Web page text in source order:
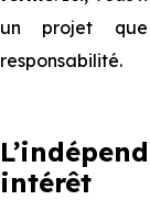
un projet
responsabilité.
intérêt